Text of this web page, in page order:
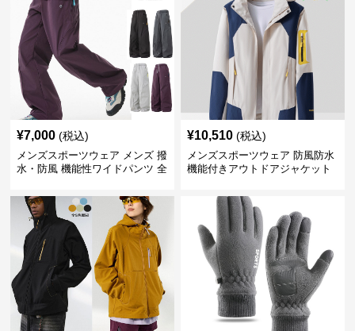
¥7,000 (税込)
メンズスポーツウェア メンズ 撥
水・防風 機能性ワイドパンツ 全
¥10,510 (税込)
メンズスポーツウェア 防風防水
機能付きアウトドアジャケット